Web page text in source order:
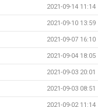
2021-09-14 11:14
2021-09-10 13:59
2021-09-07 16:10
2021-09-04 18:05
2021-09-03 20:01
2021-09-03 08:51
2021-09-02 11:14